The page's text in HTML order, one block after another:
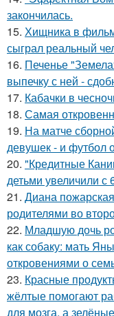
закончилась.
15. Хищника в
сыграл реальный
16. Печенье
выпечку с ней -
17. Кабачки в
18. Самая
19. На матче
девушек - и футбол
20. "Кредитные
детьми увеличили с
21. Диана
родителями во
22. Младшую дочь
как собаку: мать
откровениями о
23. Красные
жёлтые помогают
для мозга, а